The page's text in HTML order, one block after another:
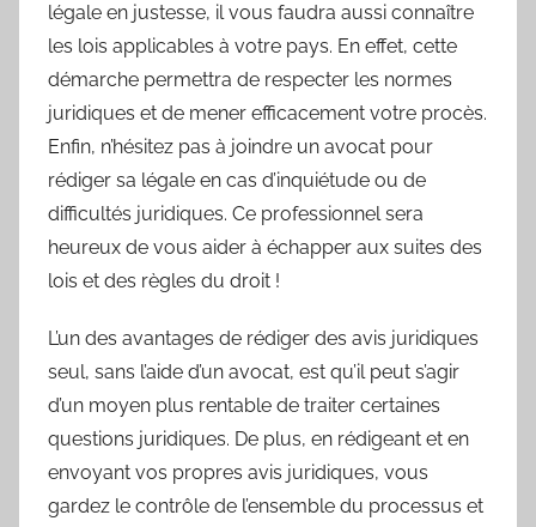
légale en justesse, il vous faudra aussi connaître
les lois applicables à votre pays. En effet, cette
démarche permettra de respecter les normes
juridiques et de mener efficacement votre procès.
Enfin, n’hésitez pas à joindre un avocat pour
rédiger sa légale en cas d’inquiétude ou de
difficultés juridiques. Ce professionnel sera
heureux de vous aider à échapper aux suites des
lois et des règles du droit !
L’un des avantages de rédiger des avis juridiques
seul, sans l’aide d’un avocat, est qu’il peut s’agir
d’un moyen plus rentable de traiter certaines
questions juridiques. De plus, en rédigeant et en
envoyant vos propres avis juridiques, vous
gardez le contrôle de l’ensemble du processus et